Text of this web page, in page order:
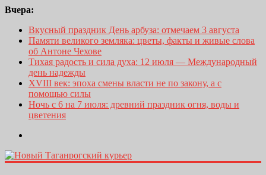
Вчера:
Вкусный праздник День арбуза: отмечаем 3 августа
Памяти великого земляка: цветы, факты и живые слова
об Антоне Чехове
Тихая радость и сила духа: 12 июля — Международный
день надежды
XVIII век: эпоха смены власти не по закону, а с
помощью силы
Ночь с 6 на 7 июля: древний праздник огня, воды и
цветения